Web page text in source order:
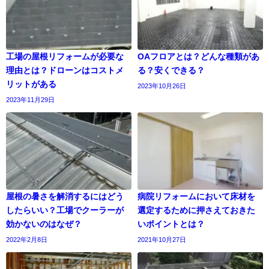
工場の屋根リフォームが必要な
理由とは？ドローンはコストメ
リットがある
2023年11月29日
OAフロアとは？どんな種類があ
る？安くできる？
2023年10月26日
屋根の暑さを解消するにはどう
したらいい？工場でクーラーが
効かないのはなぜ？
2022年2月8日
病院リフォームにおいて床材を
選定するために押さえておきた
いポイントとは？
2021年10月27日